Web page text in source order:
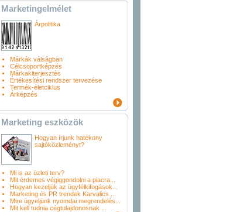
Marketingelmélet
Árpolitika
Márkák válságban
Célcsoportképzés
Márkakiterjesztés
Értékesítési rendszer tervezése
Termék-életciklus
Árképzés
Marketing eszközök
Hogyan írjunk hatékony
sajtóközleményt?
Mi is az üzleti terv?
Mit érdemes végiggondolni a piacra...
Hogyan kezeljük az ügyfélkifogások...
Marketing és PR trendek Karvalics ...
Mire ügyeljünk nyomdai megrendelés...
Mit kell tudnia cégtulajdonosnak ...